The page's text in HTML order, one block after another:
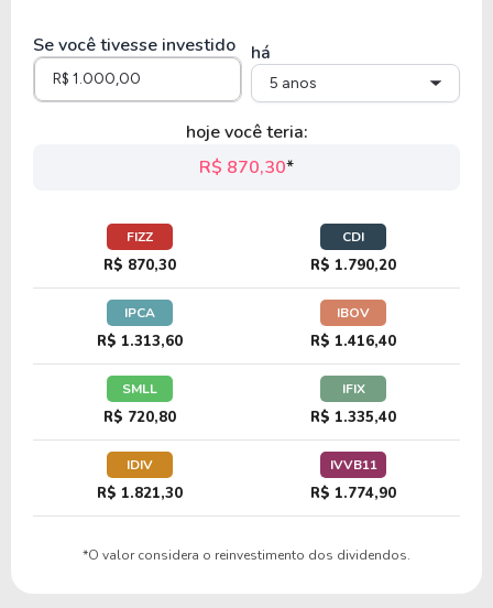
MDLZ
22,79 29,73%
CLX
21,63 232,94%
29,40 1,72 5,86% 4,68%
6,72 38,45%
Se você tivesse investido há
5 anos
hoje você teria:
R$ 870,30*
FIZZ
R$ 870,30
CDI
R$ 1.790,20
IPCA
R$ 1.313,60
IBOV
R$ 1.416,40
SMLL
R$ 720,80
IFIX
R$ 1.335,40
IDIV
R$ 1.821,30
IVVB11
R$ 1.774,90
*O valor considera o reinvestimento dos dividendos.